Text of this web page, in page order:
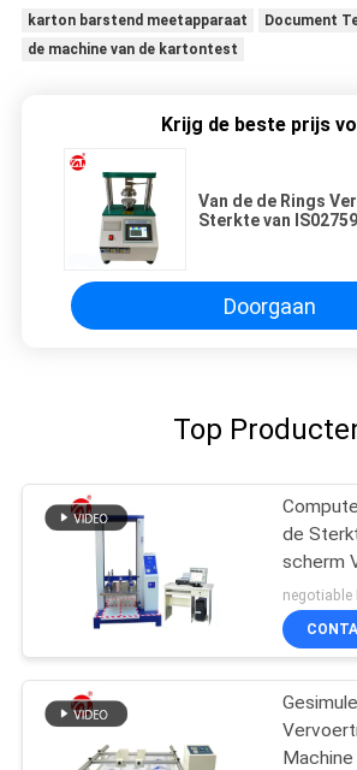
karton barstend meetapparaat
Document
de machine van de kartontest
Krijg de beste prijs
Van de de Rings
Sterkte van
Doorgaan
Top
de
scherm
Machine
negotiable
Machine